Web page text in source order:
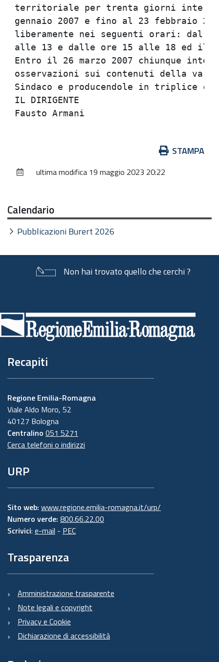
territoriale per trenta giorni interi
gennaio 2007 e fino al 23 febbraio
liberamente nei seguenti orari: dal
alle 13 e dalle ore 15 alle 18 ed il
Entro il 26 marzo 2007 chiunque
osservazioni sui contenuti della
Sindaco e producendole in triplice
IL DIRIGENTE
documento
STAMPA
ultima modifica 19 maggio 2023 20:22
Calendario
Pubblicazioni Burert 2026
Non hai trovato quello che cerchi ?
di
pagina
Recapiti
Regione Emilia-Romagna
Viale Aldo Moro, 52
40127 Bologna
Centralino 051 5271
Cerca telefoni o indirizzi
URP
Sito web: www.regione.emilia-romagna.it/urp/
Numero verde: 800.66.22.00
Scrivici: e-mail - PEC
Trasparenza
Amministrazione trasparente
Note legali e copyright
Privacy e Cookie
Dichiarazione di accessibilità